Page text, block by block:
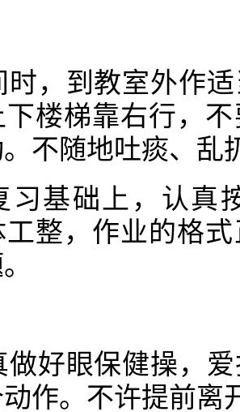
时，到教室外作
下楼梯靠右行，
不随地吐痰、乱
习基础上，认真
整，作业的格
做好眼保健操，
作。不许提前离